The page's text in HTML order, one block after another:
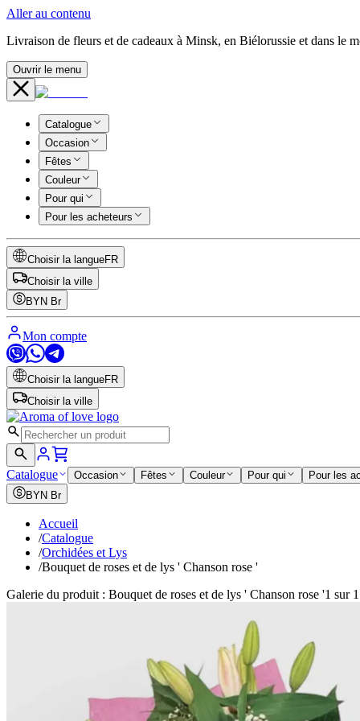
Aller au contenu
Livraison de fleurs et de cadeaux à Minsk, en Biélorussie et dans le
Ouvrir le menu
Catalogue
Occasion
Fêtes
Couleur
Pour qui
Pour les acheteurs
Choisir la langueFR
Choisir la ville
BYN Br
Mon compte
Choisir la langueFR
Choisir la ville
Catalogue Occasion Fêtes Couleur Pour qui
Pour les
BYN Br
Accueil
/Catalogue
/Orchidées et Lys
/Bouquet de roses et de lys ' Chanson rose '
Galerie du produit : Bouquet de roses et de lys ' Chanson rose '1 sur 1